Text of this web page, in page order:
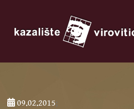
09.02.2015;